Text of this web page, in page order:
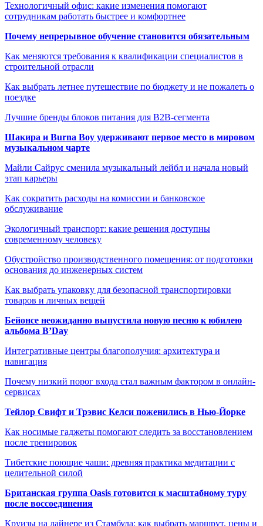
Технологичный офис: какие изменения помогают
сотрудникам работать быстрее и комфортнее
Почему непрерывное обучение становится обязательным
Как меняются требования к квалификации специалистов в
строительной отрасли
Как выбрать летнее путешествие по бюджету и не пожалеть о
поездке
Лучшие бренды блоков питания для B2B-сегмента
Шакира и Burna Boy удерживают первое место в мировом
музыкальном чарте
Майли Сайрус сменила музыкальный лейбл и начала новый
этап карьеры
Как сократить расходы на комиссии и банковское
обслуживание
Экологичный транспорт: какие решения доступны
современному человеку
Обустройство производственного помещения: от подготовки
основания до инженерных систем
Как выбрать упаковку для безопасной транспортировки
товаров и личных вещей
Бейонсе неожиданно выпустила новую песню к юбилею
альбома B’Day
Интегративные центры благополучия: архитектура и
навигация
Почему низкий порог входа стал важным фактором в онлайн-
сервисах
Тейлор Свифт и Трэвис Келси поженились в Нью-Йорке
Как носимые гаджеты помогают следить за восстановлением
после тренировок
Тибетские поющие чаши: древняя практика медитации с
целительной силой
Британская группа Oasis готовится к масштабному туру
после воссоединения
Круизы на лайнере из Стамбула: как выбрать маршрут, цены и